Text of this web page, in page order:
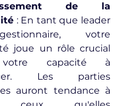
de la
: En tant que leader
votre
joue un rôle crucial
capacité à
Les parties
auront tendance à